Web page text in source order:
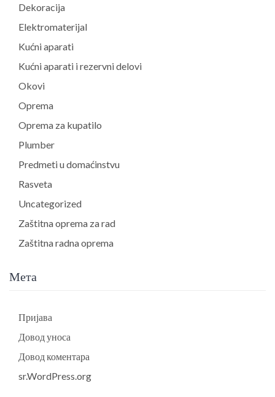
Dekoracija
Elektromaterijal
Kućni aparati
Kućni aparati i rezervni delovi
Okovi
Oprema
Oprema za kupatilo
Plumber
Predmeti u domaćinstvu
Rasveta
Uncategorized
Zaštitna oprema za rad
Zaštitna radna oprema
Мета
Пријава
Довод уноса
Довод коментара
sr.WordPress.org